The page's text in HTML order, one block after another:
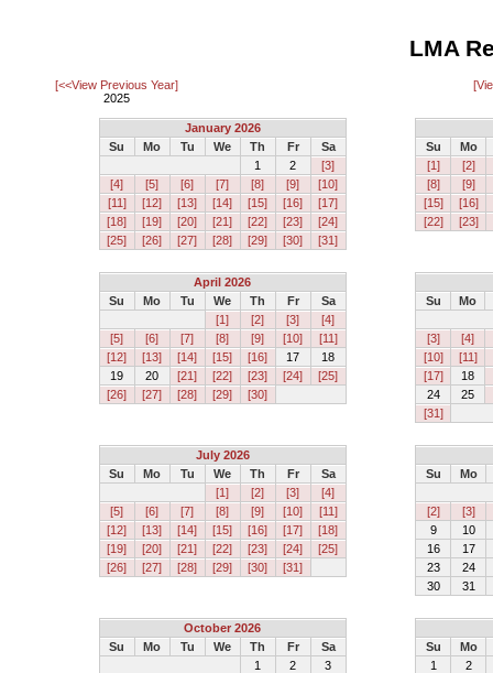
LMA
[<<View Previous Year]
2025
January 2026
Su
Mo Tu We Th Fr
Sa
1
2
[3]
[4]
[5] [6] [7] [8] [9]
[10]
[11]
[12] [13] [14] [15] [16]
[17]
[18]
[19] [20] [21] [22] [23]
[24]
[25]
[26] [27] [28] [29] [30] [31]
Su
Mo
[1]
[2]
[8]
[9]
[15]
[16]
[22]
[23]
April 2026
Su
Mo Tu We Th Fr
Sa
[1]
[2] [3]
[4]
[5]
[6] [7] [8] [9] [10]
[11]
[12]
[13] [14] [15] [16] 17
18
19
20 [21] [22] [23] [24]
[25]
[26]
[27] [28] [29] [30]
Su Mo
[3]
[4]
[10]
[11]
[17]
18
24
25
[31]
July 2026
Su
Mo Tu We Th Fr
Sa
[1]
[2] [3]
[4]
[5]
[6] [7] [8] [9] [10]
[11]
[12]
[13] [14] [15] [16] [17]
[18]
[19]
[20] [21] [22] [23] [24]
[25]
[26]
[27] [28] [29] [30] [31]
Su Mo
[2]
[3]
9
10
16
17
23
24
30
31
October 2026
Su
Mo Tu We Th Fr
Sa
1
2
3
Su
Mo
1
2